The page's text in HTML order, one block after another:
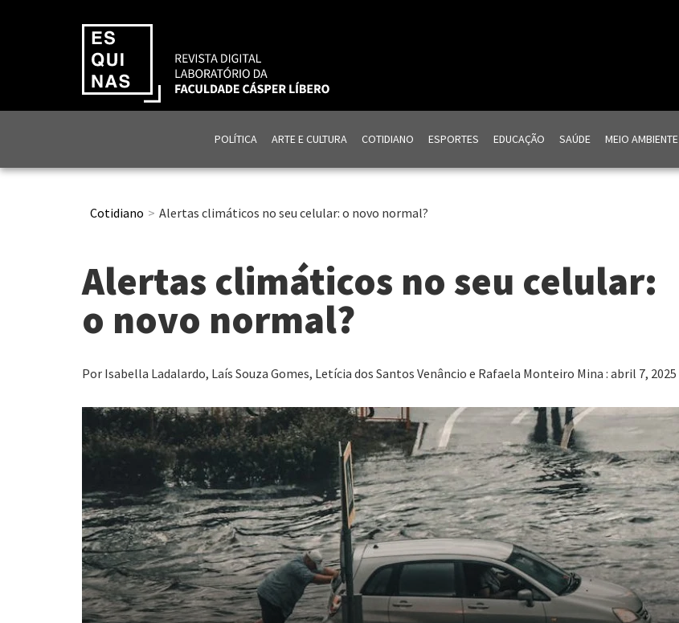
POLÍTICA ARTE E CULTURA COTIDIANO ESPORTES EDUCAÇÃO SAÚDE MEIO AMBIENTE
Cotidiano Alertas climáticos no seu celular: o novo normal?
Alertas climáticos no seu celular:
o novo normal?
Por Isabella Ladalardo, Laís Souza Gomes, Letícia dos Santos Venâncio e Rafaela Monteiro Mina : abril 7, 2025